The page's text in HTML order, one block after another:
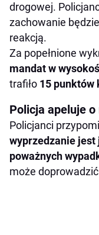
drogowej.
zachowanie
reakcją.
Za popełnione
mandat w
trafiło 15 punktów
Policja apeluje
Policjanci
wyprzedzanie jest
poważnych
może